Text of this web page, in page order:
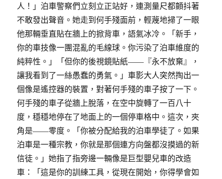
人！」泊車警察們立刻立正站好，連測量尺都顫抖著
不敢發出聲音。她走到何手殘面前，輕蔑地掃了一眼
他那輛垂直貼在牆上的掀背車，語氣冰冷。「新手，
你的車技像一團混亂的毛線球。你污染了泊車維度的
純粹性。」「但你的後視鏡貼紙——『永不放棄』，
讓我看到了一絲愚蠢的勇氣。」車影大人突然掏出一
個像是遙控器的裝置，對著何手殘的車子按了一下。
何手殘的車子從牆上脫落，在空中旋轉了一百八十
度，穩穩地停在了地面上的一個停車格中。這次，夾
角是——零度。「你被分配給我的泊車學徒了。如果
泊車是一種宗教，你就是那個連方向盤都沒摸過的新
信徒。」她指了指旁邊一輛像是巨型嬰兒車的改造
車：「這是你的訓練工具，從現在開始，你得學會如